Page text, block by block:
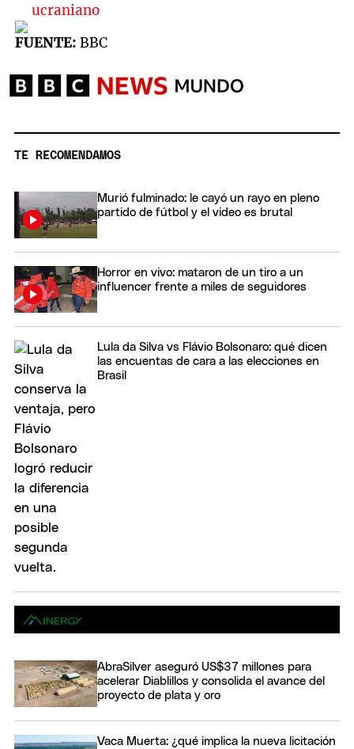
ucraniano
FUENTE: BBC
TE RECOMENDAMOS
Murió fulminado: le cayó un rayo en pleno
partido de fútbol y el video es brutal
Horror en vivo: mataron de un tiro a un
influencer frente a miles de seguidores
Lula da Silva vs Flávio Bolsonaro: qué dicen
las encuentas de cara a las elecciones en
Brasil
AbraSilver aseguró US$37 millones para
acelerar Diablillos y consolida el avance del
proyecto de plata y oro
Vaca Muerta: ¿qué implica la nueva licitación